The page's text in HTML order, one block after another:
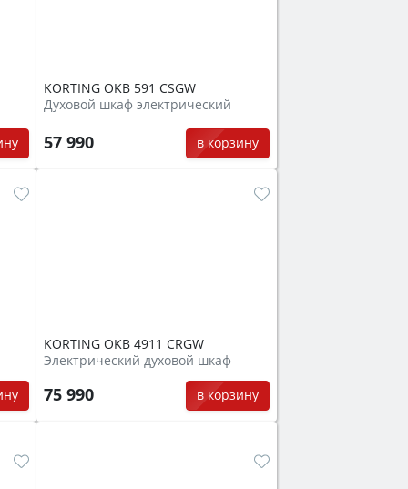
KORTING OKB 591 CSGW
Духовой шкаф электрический
57 990 в корзину
KORTING OKB 4911 CRGW
Электрический духовой шкаф
75 990 в корзину